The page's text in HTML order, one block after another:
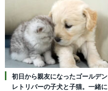
初日から親友になったゴールデン
レトリバーの子犬と子猫。一緒に